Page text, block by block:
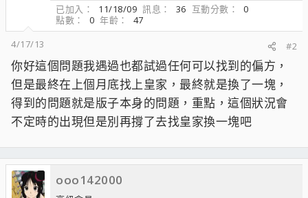
已加入
11/18/09 訊息 36 互動分數
0
點數
0 年齡
47
4/17/13
#2
你好這個問題我遇過也都試過任何可以找到的偏方，
但是最終在上個月底找上皇家，最終就是換了一塊，
得到的問題就是版子本身的問題，重點，這個狀況會
不定時的出現但是別再撐了去找皇家換一塊吧
ooo142000